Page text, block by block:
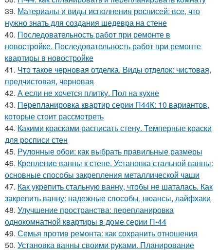
39. Материалы и виды исполнения росписей: все, что
нужно знать для создания шедевра на стене
40. Последовательность работ при ремонте в
новостройке. Последовательность работ при ремонте
квартиры в новостройке
41. Что такое черновая отделка. Виды отделок: чистовая,
предчистовая, черновая
42. А если не хочется плитку. Пол на кухне
43. Перепланировка квартир серии П44К: 10 вариантов,
которые стоит рассмотреть
44. Какими красками расписать стену. Темперные краски
для росписи стен
45. Рулонные обои: как выбрать правильные размеры
46. Крепление ванны к стене. Установка стальной ванны:
основные способы закрепления металлической чаши
47. Как укрепить стальную ванну, чтобы не шаталась. Как
закрепить ванну: надежные способы, нюансы, лайфхаки
48. Улучшение пространства: перепланировка
однокомнатной квартиры в доме серии П-44
49. Семья против ремонта: как сохранить отношения
50. Установка ванны своими руками. Планирование